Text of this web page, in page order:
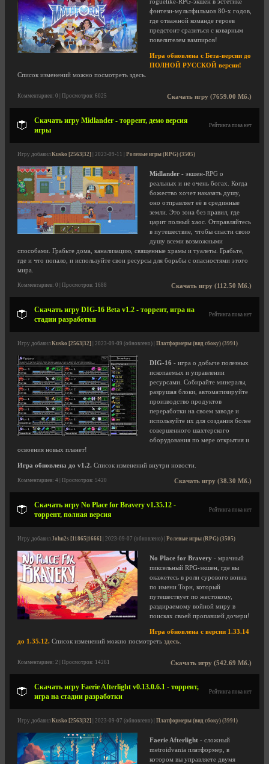
roguelike-RPG-экшен в эстетике
фэнтези-мультфильмов 80-х годов,
где отважной команде героев
предстоит сразиться с коварным
повелителем вампиров!
Игра обновлена с Бета-версии до
ПОЛНОЙ РУССКОЙ версии!
Список изменений можно посмотреть здесь.
Скачать игру (7659.00 Мб.)
Комментариев: 0 | Просмотров: 6025
Скачать игру Midlander - торрент, демо версия
игры
Рейтинга пока нет
Игру добавил Kusko [2563|32] | 2023-09-11 | Ролевые игры (RPG) (3505)
Midlander - экшен-RPG о
реальных и не очень богах. Когда
божество хочет наказать душу,
оно отправляет её в срединные
земли. Это зона без правил, где
царит полный хаос. Отправляйтесь
в путешествие, чтобы спасти свою
душу всеми возможными
способами. Грабьте дома, канализацию, священные храмы и туалеты. Грабьте,
где и что попало, и используйте свои ресурсы для борьбы с опасностями этого
мира.
Скачать игру (112.50 Мб.)
Комментариев: 0 | Просмотров: 1688
Скачать игру DIG-16 Beta v1.2 - торрент, игра на
стадии разработки
Рейтинга пока нет
Игру добавил Kusko [2563|32] | 2023-09-09 (обновлено) | Платформеры (вид сбоку) (3991)
DIG-16 - игра о добыче полезных
ископаемых и управлении
ресурсами. Собирайте минералы,
разрушая блоки, автоматизируйте
производство продуктов
переработки на своем заводе и
используйте их для создания более
совершенного шахтерского
оборудования по мере открытия и
освоения новых планет!
Игра обновлена до v1.2. Список изменений внутри новости.
Скачать игру (38.30 Мб.)
Комментариев: 4 | Просмотров: 5420
Скачать игру No Place for Bravery v1.35.12 -
торрент, полная версия
Рейтинга пока нет
Игру добавил John2s [11865|1666] | 2023-09-07 (обновлено) | Ролевые игры (RPG) (3505)
No Place for Bravery - мрачный
пиксельный RPG-экшен, где вы
окажетесь в роли сурового воина
по имени Торн, который
путешествует по жестокому,
раздираемому войной миру в
поисках своей пропавшей дочери!
Игра обновлена с версии 1.33.14
до 1.35.12. Список изменений можно посмотреть здесь
Скачать игру (542.69 Мб.)
Комментариев: 2 | Просмотров: 14261
Скачать игру Faerie Afterlight v0.13.0.6.1 - торрент,
игра на стадии разработки
Рейтинга пока нет
Игру добавил Kusko [2563|32] | 2023-09-07 (обновлено) | Платформеры (вид сбоку) (3991)
Faerie Afterlight - сложный
metroidvania платформер, в
котором вы управляете двумя